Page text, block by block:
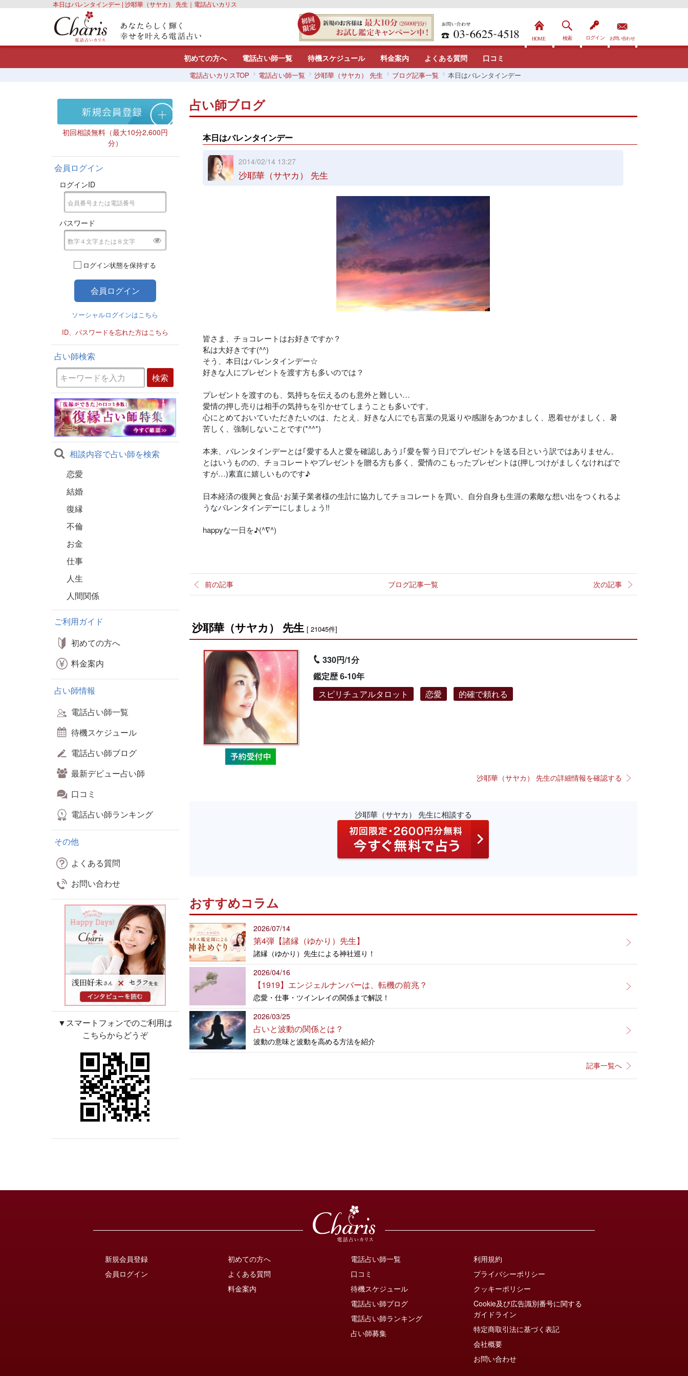
本日はバレンタインデー | 沙耶華（サヤカ） 先生｜電話占いカリス
初めての方へ 電話占い師一覧 待機スケジュール 料金案内 よくある質問 口コミ
電話占いカリスTOP 電話占い師一覧 沙耶華（サヤカ） 先生 ブログ記事一覧 本日はバレンタインデー
初回相談無料（最大10分2,600円
分）
会員ログイン
ログインID
パスワード
ログイン状態を保持する
ソーシャルログインはこちら
ID、パスワードを忘れた方はこちら
占い師検索
相談内容で占い師を検索
恋愛
結婚
復縁
不倫
お金
仕事
人生
人間関係
ご利用ガイド
初めての方へ
料金案内
占い師情報
電話占い師一覧
待機スケジュール
電話占い師ブログ
最新デビュー占い師
口コミ
電話占い師ランキング
その他
よくある質問
お問い合わせ
▼スマートフォンでのご利用は
こちらからどうぞ
占い師ブログ
本日はバレンタインデー
2014/02/14 13:27
沙耶華（サヤカ） 先生
皆さま、チョコレートはお好きですか？
私は大好きです(^^)
そう、本日はバレンタインデー☆
好きな人にプレゼントを渡す方も多いのでは？
プレゼントを渡すのも、気持ちを伝えるのも意外と難しい…
愛情の押し売りは相手の気持ちを引かせてしまうことも多いです。
心にとめておいていただきたいのは、たとえ、好きな人にでも言葉の見返りや感謝をあつかましく、恩着せがましく、暑
苦しく、強制しないことです(*^^*)
本来、バレンタインデーとは｢愛する人と愛を確認しあう｣｢愛を誓う日｣でプレゼントを送る日という訳ではありません。
とはいうものの、チョコレートやプレゼントを贈る方も多く、愛情のこもったプレゼントは(押しつけがましくなければで
すが…)素直に嬉しいものです♪
日本経済の復興と食品･お菓子業者様の生計に協力してチョコレートを買い、自分自身も生涯の素敵な想い出をつくれるよ
うなバレンタインデーにしましょう!!
happyな一日を♪(^∇^)
前の記事 ブログ記事一覧 次の記事
沙耶華（サヤカ） 先生 [ 21045件]
330円/1分
鑑定歴 6-10年
スピリチュアルタロット
恋愛 的確で頼れる
沙耶華（サヤカ） 先生の詳細情報を確認する
沙耶華（サヤカ） 先生に相談する
おすすめコラム
2026/07/14
第4弾【諸縁（ゆかり）先生】
諸縁（ゆかり）先生による神社巡り！
2026/04/16
【1919】エンジェルナンバーは、転機の前兆？
恋愛・仕事・ツインレイの関係まで解説！
2026/03/25
占いと波動の関係とは？
波動の意味と波動を高める方法を紹介
記事一覧へ
新規会員登録
会員ログイン
初めての方へ
よくある質問
料金案内
電話占い師一覧
口コミ
待機スケジュール
電話占い師ブログ
電話占い師ランキング
占い師募集
利用規約
プライバシーポリシー
クッキーポリシー
Cookie及び広告識別番号に関する
ガイドライン
特定商取引法に基づく表記
会社概要
お問い合わせ